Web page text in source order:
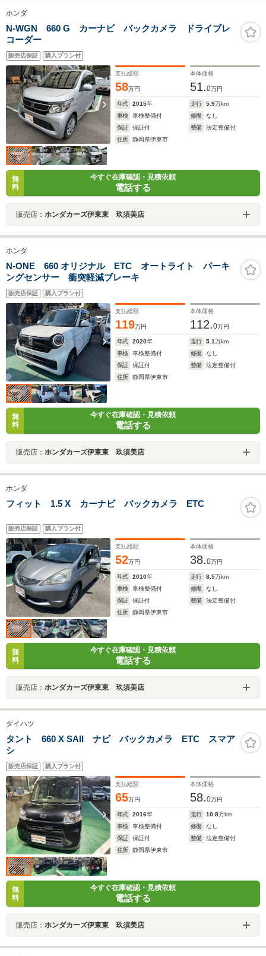
ホンダ
N-WGN 660 G カーナビ バックカメラ ドライブレ
コーダー
販売店保証 購入プラン付
支払総額
58万円
本体価格
51.0万円
年式 2015年 走行 5.9万km
車検
車検整備付 修復
なし
保証
保証付 整備
法定整備付
住所
静岡県伊東市
無
料
今すぐ在庫確認・見積依頼
電話する
販売店： ホンダカーズ伊東東 玖須美店
ホンダ
N-ONE 660 オリジナル ETC オートライト パーキ
ングセンサー 衝突軽減ブレーキ
販売店保証 購入プラン付
支払総額
119万円
本体価格
112.0万円
年式 2020年 走行 5.1万km
車検
車検整備付 修復
なし
保証
保証付 整備
法定整備付
住所
静岡県伊東市
無
料
今すぐ在庫確認・見積依頼
電話する
販売店： ホンダカーズ伊東東 玖須美店
ホンダ
フィット 1.5 X カーナビ バックカメラ ETC
販売店保証 購入プラン付
支払総額
52万円
本体価格
38.0万円
年式 2010年 走行 8.5万km
車検
車検整備付 修復
なし
保証
保証付 整備
法定整備付
住所
静岡県伊東市
無
料
今すぐ在庫確認・見積依頼
電話する
販売店： ホンダカーズ伊東東 玖須美店
ダイハツ
タント 660 X SAII ナビ バックカメラ ETC スマア
シ
販売店保証 購入プラン付
支払総額
65万円
本体価格
58.0万円
年式 2016年 走行 10.8万km
車検
車検整備付 修復
なし
保証
保証付 整備
法定整備付
住所
静岡県伊東市
無
料
今すぐ在庫確認・見積依頼
電話する
販売店： ホンダカーズ伊東東 玖須美店